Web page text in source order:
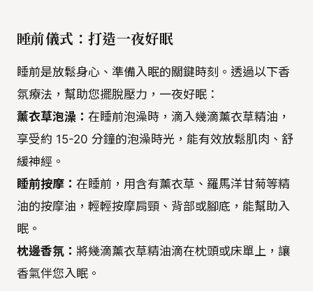
睡前儀式：打造一夜好眠
睡前是放鬆身心、準備入眠的關鍵時刻。透過以下香
氛療法，幫助您擺脫壓力，一夜好眠：
薰衣草泡澡： 在睡前泡澡時，滴入幾滴薰衣草精油，
享受約 15-20 分鐘的泡澡時光，能有效放鬆肌肉、舒
緩神經。
睡前按摩： 在睡前，用含有薰衣草、羅馬洋甘菊等精
油的按摩油，輕輕按摩肩頸、背部或腳底，能幫助入
眠。
枕邊香氛： 將幾滴薰衣草精油滴在枕頭或床單上，讓
香氣伴您入眠。